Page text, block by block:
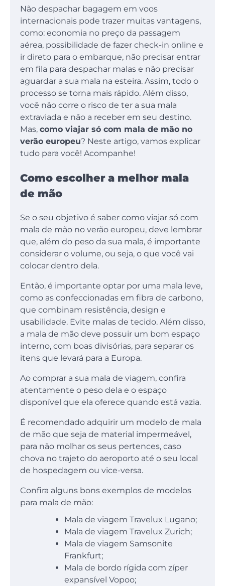
Não despachar bagagem em voos
internacionais pode trazer muitas vantagens,
como: economia no preço da passagem
aérea, possibilidade de fazer check-in online e
ir direto para o embarque, não precisar entrar
em fila para despachar malas e não precisar
aguardar a sua mala na esteira. Assim, todo o
processo se torna mais rápido. Além disso,
você não corre o risco de ter a sua mala
extraviada e não a receber em seu destino.
Mas, como viajar só com mala de mão no
verão europeu? Neste artigo, vamos explicar
tudo para você! Acompanhe!
Como escolher a melhor mala
de mão
Se o seu objetivo é saber como viajar só com
mala de mão no verão europeu, deve lembrar
que, além do peso da sua mala, é importante
considerar o volume, ou seja, o que você vai
colocar dentro dela.
Então, é importante optar por uma mala leve,
como as confeccionadas em fibra de carbono,
que combinam resistência, design e
usabilidade. Evite malas de tecido. Além disso,
a mala de mão deve possuir um bom espaço
interno, com boas divisórias, para separar os
itens que levará para a Europa.
Ao comprar a sua mala de viagem, confira
atentamente o peso dela e o espaço
disponível que ela oferece quando está vazia.
É recomendado adquirir um modelo de mala
de mão que seja de material impermeável,
para não molhar os seus pertences, caso
chova no trajeto do aeroporto até o seu local
de hospedagem ou vice-versa.
Confira alguns bons exemplos de modelos
para mala de mão:
Mala de viagem Travelux Lugano;
Mala de viagem Travelux Zurich;
Mala de viagem Samsonite
Frankfurt;
Mala de bordo rígida com zíper
expansível Vopoo;